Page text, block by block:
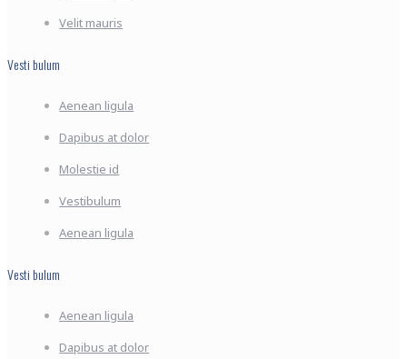
Velit mauris
Vesti bulum
Aenean ligula
Dapibus at dolor
Molestie id
Vestibulum
Aenean ligula
Vesti bulum
Aenean ligula
Dapibus at dolor